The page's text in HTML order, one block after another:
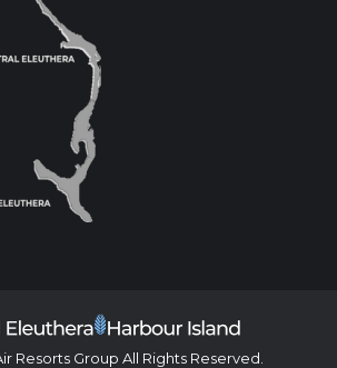
Resorts Group All Rights Reserved.